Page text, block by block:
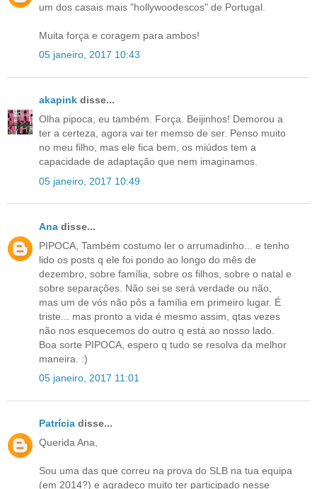
um dos casais mais "hollywoodescos" de Portugal.
Muita força e coragem para ambos!
05 janeiro, 2017 10:43
akapink disse...
Olha pipoca, eu também. Força. Beijinhos! Demorou a
ter a certeza, agora vai ter memso de ser. Penso muito
no meu filho, mas ele fica bem, os miúdos tem a
capacidade de adaptação que nem imaginamos.
05 janeiro, 2017 10:49
Ana disse...
PIPOCA, Também costumo ler o arrumadinho... e tenho
lido os posts q ele foi pondo ao longo do mês de
dezembro, sobre família, sobre os filhos, sobre o natal e
sobre separações. Não sei se será verdade ou não,
mas um de vós não pôs a família em primeiro lugar. É
triste... mas pronto a vida é mesmo assim, qtas vezes
não nos esquecemos do outro q está ao nosso lado.
Boa sorte PIPOCA, espero q tudo se resolva da melhor
maneira. :)
05 janeiro, 2017 11:01
Patrícia disse...
Querida Ana,
Sou uma das que correu na prova do SLB na tua equipa
(em 2014?) e agradeço muito ter participado nesse